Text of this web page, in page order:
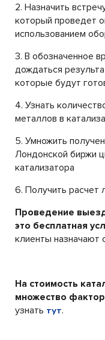
2. Назначить
который проведет
использованием
3. В обозначенное
дождаться
которые будут
4. Узнать
металлов в
5. Умножить
Лондонской биржи
катализатора
6. Получить
Проведение
это бесплатная
клиенты назначают
На стоимость
множество
узнать тут.